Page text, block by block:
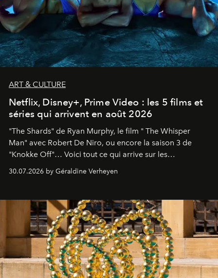
ART & CULTURE
Netflix, Disney+, Prime Video : les 5 films et
séries qui arrivent en août 2026
"The Shards" de Ryan Murphy, le film " The Whisper
Man" avec Robert De Niro, ou encore la saison 3 de
"Knokke Off"… Voici tout ce qui arrive sur les
30.07.2026 by Géraldine Verheyen